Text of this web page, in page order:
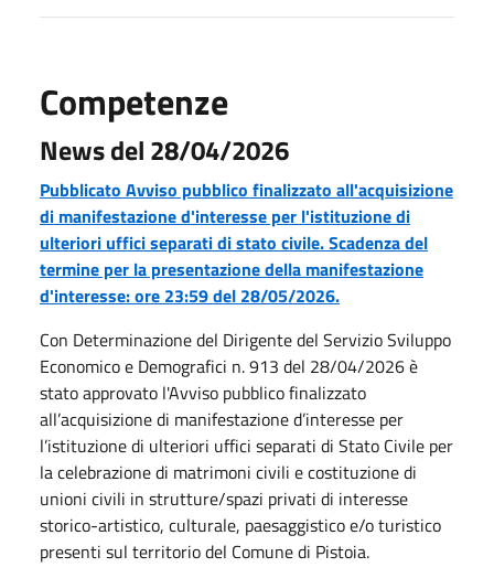
Competenze
News del 28/04/2026
Pubblicato Avviso pubblico finalizzato all'acquisizione
di manifestazione d'interesse per l'istituzione di
ulteriori uffici separati di stato civile. Scadenza del
termine per la presentazione della manifestazione
d'interesse: ore 23:59 del 28/05/2026.
Con Determinazione del Dirigente del Servizio Sviluppo
Economico e Demografici n. 913 del 28/04/2026 è
stato approvato l'Avviso pubblico finalizzato
all’acquisizione di manifestazione d’interesse per
l’istituzione di ulteriori uffici separati di Stato Civile per
la celebrazione di matrimoni civili e costituzione di
unioni civili in strutture/spazi privati di interesse
storico-artistico, culturale, paesaggistico e/o turistico
presenti sul territorio del Comune di Pistoia.